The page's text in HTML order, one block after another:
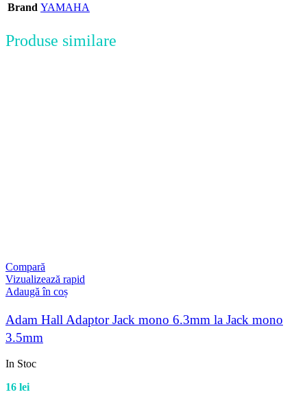
Brand YAMAHA
Produse similare
Compară
Vizualizează rapid
Adaugă în coș
Adam Hall Adaptor Jack mono 6.3mm la Jack mono
3.5mm
In Stoc
16 lei